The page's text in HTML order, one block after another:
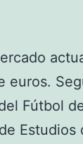
euros.
Fútbol
Estudios